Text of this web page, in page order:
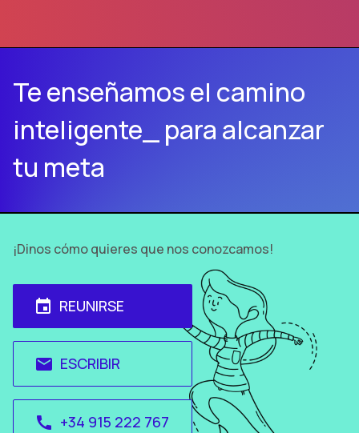
Te enseñamos el camino
inteligente_ para alcanzar
tu meta
¡Dinos cómo quieres que nos conozcamos!
event REUNIRSE
email ESCRIBIR
call +34 915 222 767